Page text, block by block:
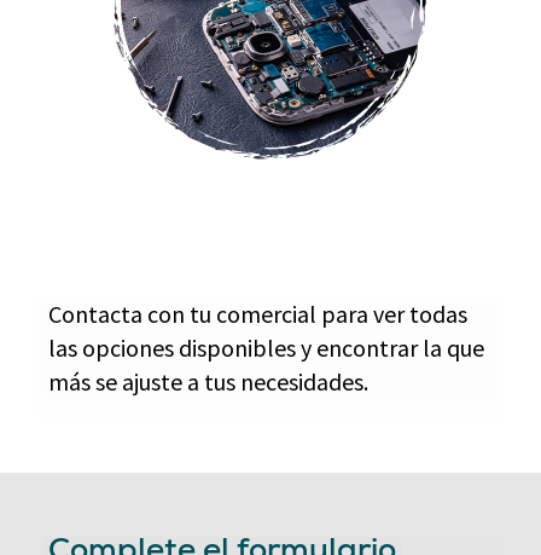
Contacta con tu comercial para ver todas
las opciones disponibles y encontrar la que
más se ajuste a tus necesidades.